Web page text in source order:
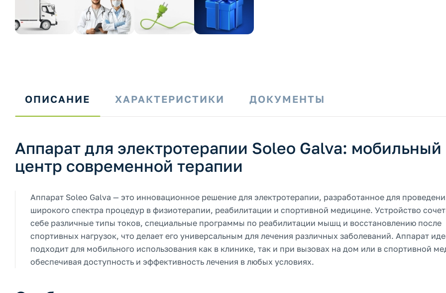
ОПИСАНИЕ ХАРАКТЕРИСТИКИ ДОКУМЕНТЫ
Аппарат для электротерапии Soleo Galva: мобильный
центр современной терапии
Аппарат Soleo Galva — это инновационное решение для электротерапии, разработанное для
широкого спектра процедур в физиотерапии, реабилитации и спортивной медицине. Устройство
себе различные типы токов, специальные программы по реабилитации мышц и восстановлению после
спортивных нагрузок, что делает его универсальным для лечения различных заболеваний. Аппарат
подходит для мобильного использования как в клинике, так и при вызовах на дом или в спортивной
обеспечивая доступность и эффективность лечения в любых условиях.